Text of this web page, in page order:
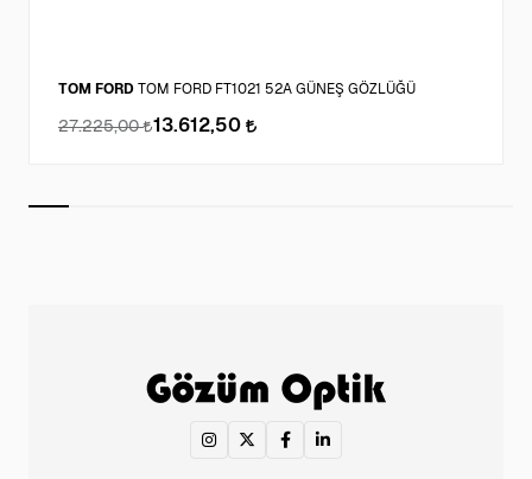
TOM FORD TOM FORD FT1021 52A GÜNEŞ GÖZLÜĞÜ
27.225,00 13.612,50